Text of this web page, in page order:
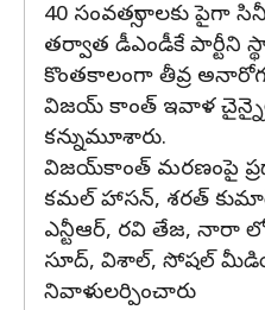
40 సంవత్సరాలకు పైగా
తర్వాత డీఎండీకే పార్టీని
కొంతకాలంగా తీవ్ర
విజయ్ కాంత్ ఇవాళ
కన్నుమూశారు.
విజయ్‌కాంత్ మరణంపై
కమల్ హాసన్, శరత్
ఎన్టీఆర్, రవి తేజ, నారా
సూద్, విశాల్, సోషల్
నివాళులర్పించారు